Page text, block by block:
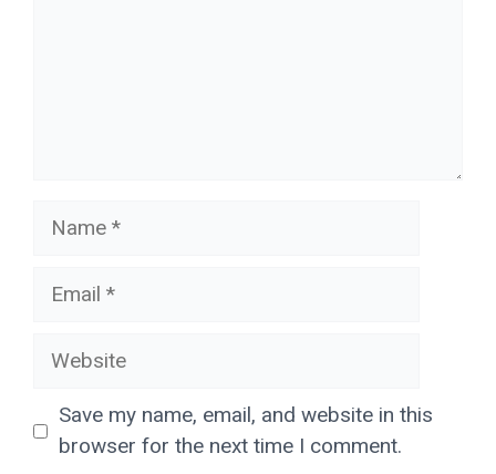
Name
Email
Website
Save my name, email, and website in this
browser for the next time I comment.